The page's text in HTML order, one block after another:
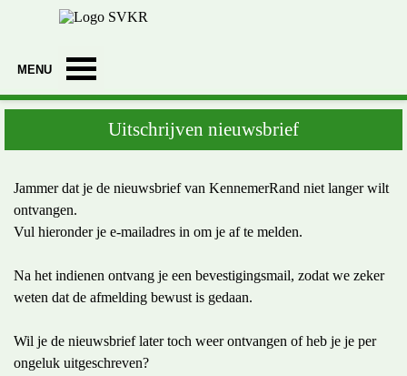
Ga naar de inhoud
Uitschrijven nieuwsbrief
Jammer dat je de nieuwsbrief van KennemerRand niet langer wilt
ontvangen.
Vul hieronder je e‑mailadres in om je af te melden.
Na het indienen ontvang je een bevestigingsmail, zodat we zeker
weten dat de afmelding bewust is gedaan.
Wil je de nieuwsbrief later toch weer ontvangen of heb je je per
ongeluk uitgeschreven?